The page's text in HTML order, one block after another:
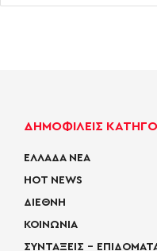
ΔΗΜΟΦΙΛΕΙΣ
ΕΛΛΑΔΑ ΝΕΑ
HOT NEWS
ΔΙΕΘΝΗ
ΚΟΙΝΩΝΙΑ
ΣΥΝΤΑΞΕΙΣ –